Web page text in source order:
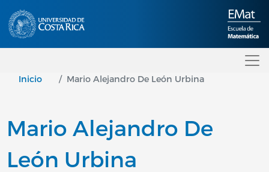
Inicio Mario Alejandro De León Urbina
Mario Alejandro De
León Urbina